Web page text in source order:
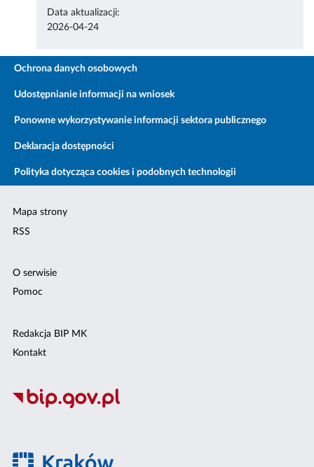
Data aktualizacji:
2026-04-24
Ochrona danych osobowych
Udostępnianie informacji na wniosek
Ponowne wykorzystywanie informacji sektora publicznego
Deklaracja dostępności
Polityka dotycząca cookies i podobnych technologii
Mapa strony
RSS
O serwisie
Pomoc
Redakcja BIP MK
Kontakt